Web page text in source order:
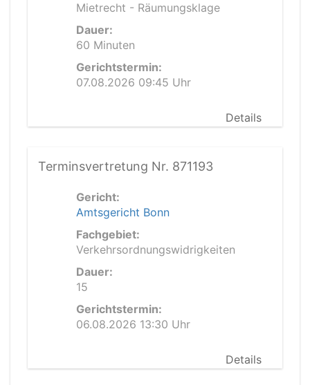
Mietrecht - Räumungsklage
Dauer:
60 Minuten
Gerichtstermin:
07.08.2026 09:45 Uhr
Details
Terminsvertretung Nr. 871193
Gericht:
Amtsgericht Bonn
Fachgebiet:
Verkehrsordnungswidrigkeiten
Dauer:
15
Gerichtstermin:
06.08.2026 13:30 Uhr
Details